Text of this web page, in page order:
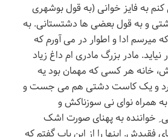
به فایز خوانی (به قول بوشهری
و به قول بعضی ها دشتستانی. به
میرسم ادا و اطوار در می آورم که
مادر بزرگ مادری ام داغ زیاد
خانه هر کسی که مهمان بود یه
و یک کاست دشتی هم می جست و
نوای نی سوزناکش و
خواننده به پهنای صورت اشک
فقیدش. اینها را از این باب گفتم که